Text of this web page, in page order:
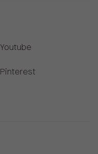
Youtube
Pinterest